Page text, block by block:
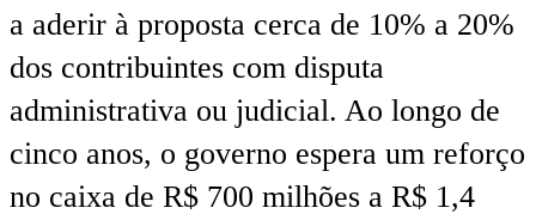
a aderir à proposta cerca de 10% a 20%
dos contribuintes com disputa
administrativa ou judicial. Ao longo de
cinco anos, o governo espera um reforço
no caixa de R$ 700 milhões a R$ 1,4